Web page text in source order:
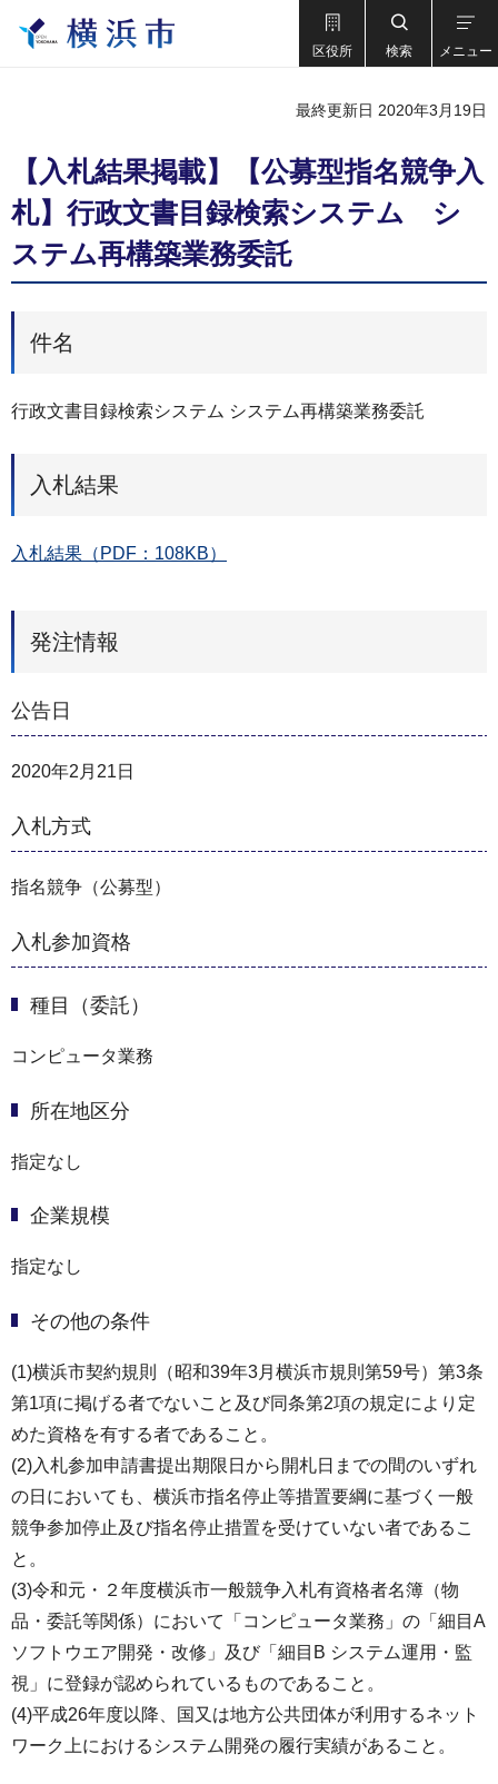
区役所 検索 メニュー
最終更新日 2020年3月19日
【入札結果掲載】【公募型指名競争入
札】行政文書目録検索システム シ
ステム再構築業務委託
件名
行政文書目録検索システム システム再構築業務委託
入札結果
入札結果（PDF：108KB）
発注情報
公告日
2020年2月21日
入札方式
指名競争（公募型）
入札参加資格
種目（委託）
コンピュータ業務
所在地区分
指定なし
企業規模
指定なし
その他の条件
(1)横浜市契約規則（昭和39年3月横浜市規則第59号）第3条
第1項に掲げる者でないこと及び同条第2項の規定により定
めた資格を有する者であること。
(2)⼊札参加申請書提出期限⽇から開札⽇までの間のいずれ
の⽇においても、横浜市指名停⽌等措置要綱に基づく⼀般
競争参加停⽌及び指名停⽌措置を受けていない者であるこ
と。
(3)令和元・２年度横浜市一般競争入札有資格者名簿（物
品・委託等関係）において「コンピュータ業務」の「細目A
ソフトウエア開発・改修」及び「細目B システム運⽤・監
視」に登録が認められているものであること。
(4)平成26年度以降、国又は地方公共団体が利用するネット
ワーク上におけるシステム開発の履行実績があること。